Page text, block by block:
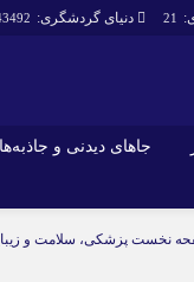
دنیای گردشگری: 21
جاهای دیدنی و
محتوا در ایران وی تورز
نخست پزشکی، سلامت و